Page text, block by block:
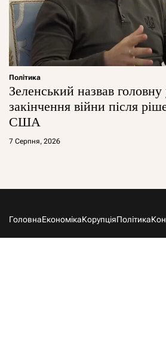
Політика
Зеленський назвав
закінчення війни після
США
7 Серпня, 2026
ГоловнаЕкономікаКорупціяПолітика